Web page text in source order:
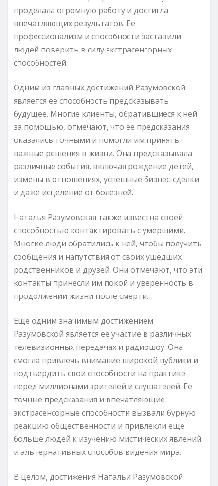
проделала огромную работу и достигла
впечатляющих результатов. Ее
профессионализм и способности заставили
людей поверить в силу экстрасенсорных
способностей.
Одним из главных достижений Разумовской
является ее способность предсказывать
будущее. Многие клиенты, обратившиеся к ней
за помощью, отмечают, что ее предсказания
оказались точными и помогли им принять
важные решения в жизни. Она предсказывала
различные события, включая рождение детей,
измены в отношениях, успешные бизнес-сделки
и даже исцеление от болезней.
Наталья Разумовская также известна своей
способностью контактировать с умершими.
Многие люди обратились к ней, чтобы получить
сообщения и напутствия от своих ушедших
родственников и друзей. Они отмечают, что эти
контакты принесли им покой и уверенность в
продолжении жизни после смерти.
Еще одним значимым достижением
Разумовской является ее участие в различных
телевизионных передачах и радиошоу. Она
смогла привлечь внимание широкой публики и
подтвердить свои способности на практике
перед миллионами зрителей и слушателей. Ее
точные предсказания и впечатляющие
экстрасенсорные способности вызвали бурную
реакцию общественности и привлекли еще
больше людей к изучению мистических явлений
и альтернативных способов видения мира.
В целом, достижения Натальи Разумовской